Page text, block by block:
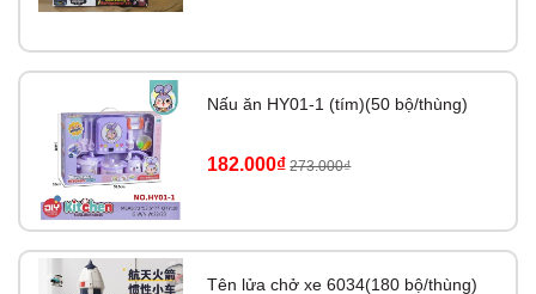
Nấu ăn HY01-1 (tím)(50 bộ/thùng)
182.000₫ 273.000₫
Tên lửa chở xe 6034(180 bộ/thùng)